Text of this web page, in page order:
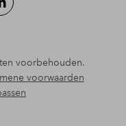
voorbehouden.
voorwaarden